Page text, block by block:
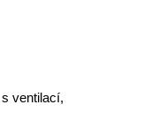
ventilací,